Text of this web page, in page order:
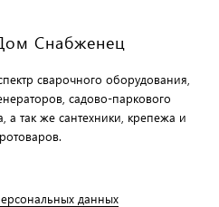
Снабженец
сварочного оборудования,
садово-паркового
а так же сантехники, крепежа и
данных